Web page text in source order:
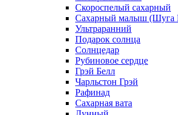
Скороспелый сахарный
Сахарный малыш (Шуга
Ультраранний
Подарок солнца
Солнцедар
Рубиновое сердце
Грэй Белл
Чарльстон Грэй
Рафинад
Сахарная вата